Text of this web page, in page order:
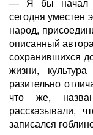
сегодня уместен
народ,
описанный
сохранившихся
жизни,
разительно
что же,
рассказывали,
записался